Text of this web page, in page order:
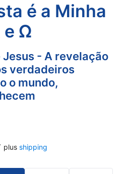
é a Minha
e Ω
Jesus - A revelação
verdadeiros
o mundo,
plus shipping